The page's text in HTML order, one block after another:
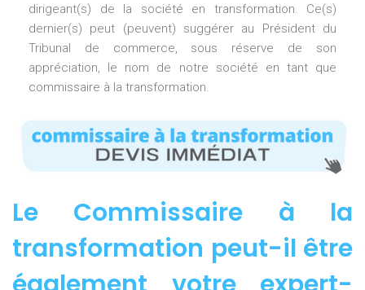
dirigeant(s) de la société en transformation. Ce(s)
dernier(s) peut (peuvent) suggérer au Président du
Tribunal de commerce, sous réserve de son
appréciation, le nom de notre société en tant que
commissaire à la transformation.
Le Commissaire à la
transformation peut-il être